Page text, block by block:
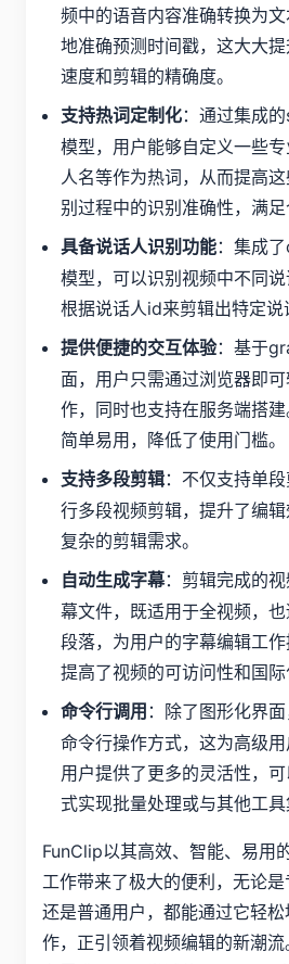
频中的语音内容准确转换为
地准确预测时间戳，这大大
速度和剪辑的精确度。
支持热词定制化：通过集成
模型，用户能够自定义一些
人名等作为热词，从而提高
别过程中的识别准确性，满足
具备说话人识别功能：集成
模型，可以识别视频中不同
根据说话人id来剪辑出特定说
提供便捷的交互体验：基于
面，用户只需通过浏览器即
作，同时也支持在服务端搭
简单易用，降低了使用门槛。
支持多段剪辑：不仅支持单
行多段视频剪辑，提升了编
复杂的剪辑需求。
自动生成字幕：剪辑完成的
幕文件，既适用于全视频，
段落，为用户的字幕编辑工作
提高了视频的可访问性和国际
命令行调用 ：除了图形化界
命令行操作方式，这为高级
用户提供了更多的灵活性，
式实现批量处理或与其他工具
FunClip以其高效、智能、易用
工作带来了极大的便利，无论
还是普通用户，都能通过它轻
作，正引领着视频编辑的新潮